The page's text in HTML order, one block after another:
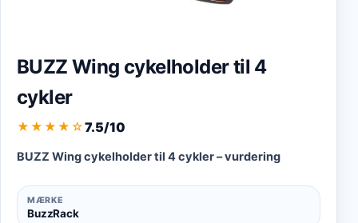
BUZZ Wing cykelholder til 4
cykler
★★★★ ☆7.5/10
BUZZ Wing cykelholder til 4 cykler – vurdering
MÆRKE
BuzzRack